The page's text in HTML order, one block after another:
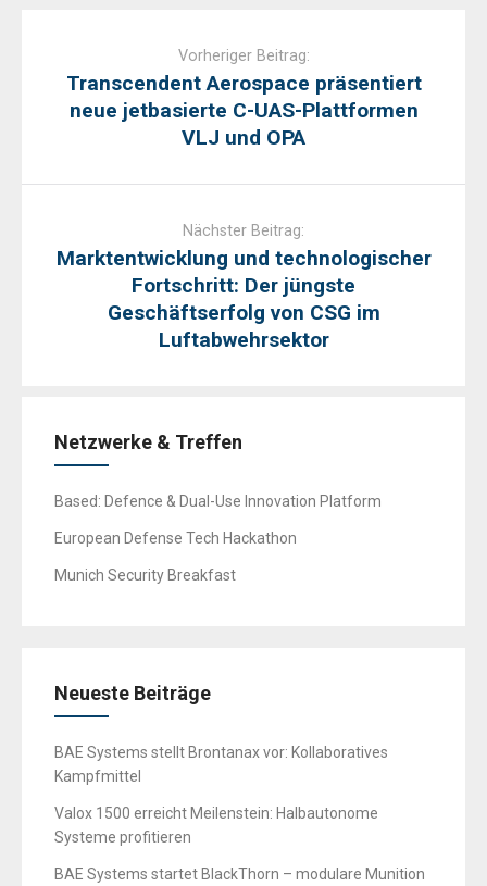
Vorheriger Beitrag:
Transcendent Aerospace präsentiert
neue jetbasierte C-UAS-Plattformen
VLJ und OPA
Nächster Beitrag:
Marktentwicklung und technologischer
Fortschritt: Der jüngste
Geschäftserfolg von CSG im
Luftabwehrsektor
Netzwerke & Treffen
Based: Defence & Dual-Use Innovation Platform
European Defense Tech Hackathon
Munich Security Breakfast
Neueste Beiträge
BAE Systems stellt Brontanax vor: Kollaboratives
Kampfmittel
Valox 1500 erreicht Meilenstein: Halbautonome
Systeme profitieren
BAE Systems startet BlackThorn – modulare Munition